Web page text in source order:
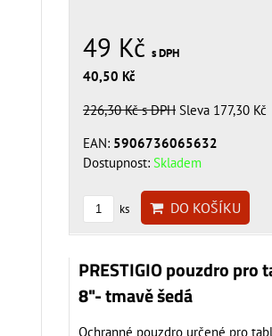
49 Kč s DPH
40,50 Kč
226,30 Kčs DPH Sleva 177,30 Kč
EAN: 5906736065632
Dostupnost: Skladem
ks DO KOŠÍKU
PRESTIGIO pouzdro pro
8"- tmavě šedá
Ochranné pouzdro určené pro